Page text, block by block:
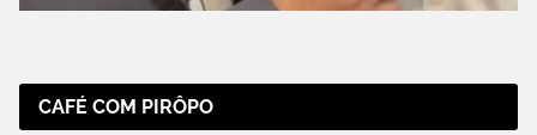
CAFÉ COM PIRÔPO